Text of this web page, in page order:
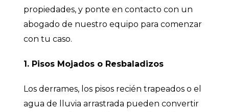
propiedades, y ponte en contacto con un
abogado de nuestro equipo para comenzar
con tu caso.
1. Pisos Mojados o Resbaladizos
Los derrames, los pisos recién trapeados o el
agua de lluvia arrastrada pueden convertir